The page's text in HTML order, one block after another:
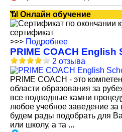
📶 Онлайн обучение
сертификат
>>> Подробнее
PRIME COACH English
2 отзыва
PRIME COACH - это
области образования за
все подводные камни
любое учебное заведение
будем рады подобрать для
или школу, а та ...